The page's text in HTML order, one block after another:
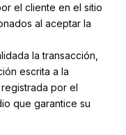
el cliente en el sitio
al aceptar la
la transacción,
escrita a la
por el
que garantice su